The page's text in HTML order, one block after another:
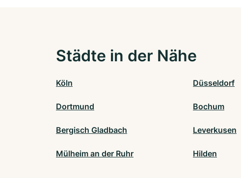
Städte in der Nähe
Köln Düsseldorf
Dortmund Bochum
Bergisch Gladbach Leverkusen
Mülheim an der Ruhr Hilden